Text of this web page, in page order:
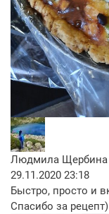
Людмила Щербина
29.11.2020 23:18
Быстро, просто и
Спасибо за рецепт)